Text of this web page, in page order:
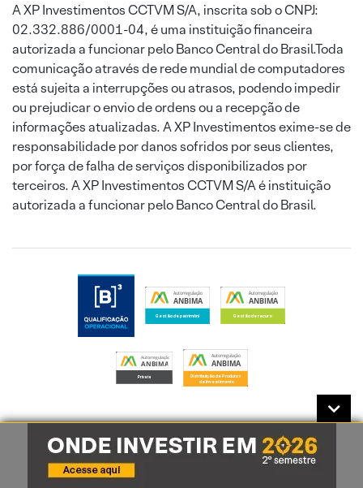
A XP Investimentos CCTVM S/A, inscrita sob o CNPJ:
02.332.886/0001-04, é uma instituição financeira
autorizada a funcionar pelo Banco Central do Brasil.Toda
comunicação através de rede mundial de computadores
está sujeita a interrupções ou atrasos, podendo impedir
ou prejudicar o envio de ordens ou a recepção de
informações atualizadas. A XP Investimentos exime-se de
responsabilidade por danos sofridos por seus clientes,
por força de falha de serviços disponibilizados por
terceiros. A XP Investimentos CCTVM S/A é instituição
autorizada a funcionar pelo Banco Central do Brasil.
B3 BSM
CVM
Correspondentes Cambiais